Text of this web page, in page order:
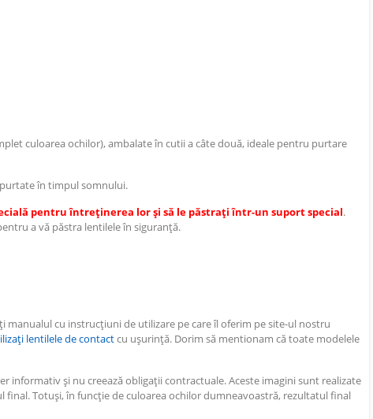
culoarea ochilor), ambalate în cutii a câte două, ideale pentru purtare
în timpul somnului.
pentru întreținerea lor și să le păstrați într-un suport special.
a vă păstra lentilele în siguranță.
cu instrucțiuni de utilizare pe care îl oferim pe site-ul nostru
lentilele de contactcu ușurință. Dorim să mentionam că toate modelele
informativ și nu creează obligații contractuale. Aceste imagini sunt realizate
Totuși, în funcție de culoarea ochilor dumneavoastră, rezultatul final